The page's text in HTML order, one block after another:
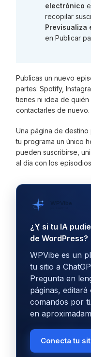
electrónico
recopilar
Previsualiza
en Publicar
Publicas un nuevo
partes: Spotify,
tienes ni idea de
contactarles de nuevo.
Una página de destino
tu programa un único
pueden suscribirse,
al día con los
WPVibe
¿Y si tu IA
de WordPress?
WPVibe es un
tu sitio a
Pregunta en
páginas,
comandos por
en
Conecta tu